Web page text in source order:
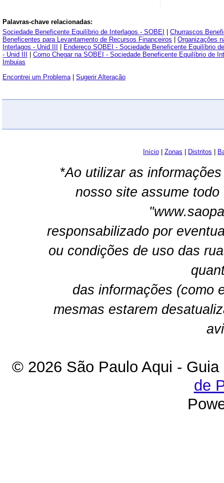
Palavras-chave relacionadas:
Sociedade Beneficente Equilíbrio de Interlagos - SOBEI
Churrascos
Beneficentes para Levantamento de Recursos Financeiros
Organizações
Interlagos - Unid III
Endereço SOBEI - Sociedade Beneficente Equilíbrio
- Unid III
Como Chegar na SOBEI - Sociedade Beneficente Equilíbrio de
Imbuias
Encontrei um Problema| Sugerir Alteração
Início Zonas Distritos
*Ao utilizar as
nosso site assume
responsabilizado por
ou condições de uso das
das informações (como
mesmas estarem
© 2026 São Paulo Aqui -
de